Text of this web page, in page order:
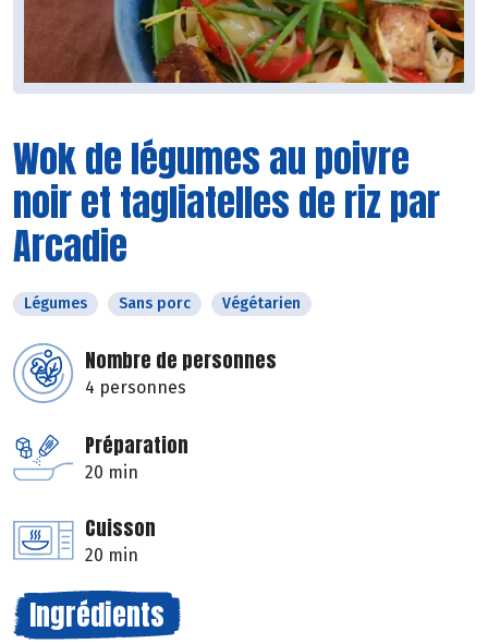
Wok de légumes au poivre
noir et tagliatelles de riz par
Arcadie
Légumes Sans porc Végétarien
Nombre de personnes
4 personnes
Préparation
20 min
Cuisson
20 min
Ingrédients